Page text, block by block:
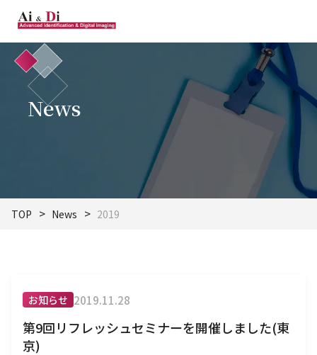
News
TOP News 2019
お知らせ 2019.11.28
第9回リフレッシュセミナーを開催しました(東
京)